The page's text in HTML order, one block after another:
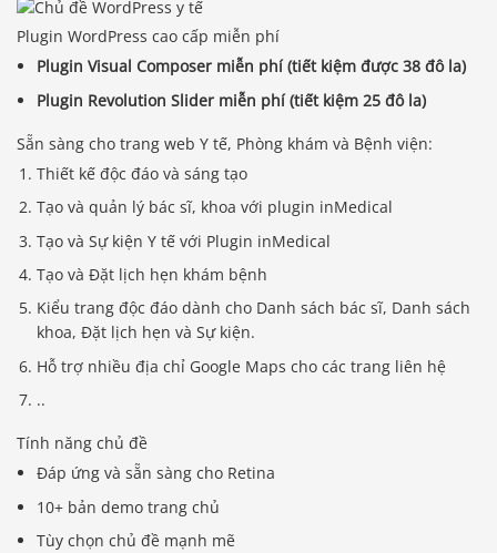
Plugin WordPress cao cấp miễn phí
Plugin Visual Composer miễn phí (tiết kiệm được 38 đô la)
Plugin Revolution Slider miễn phí (tiết kiệm 25 đô la)
Sẵn sàng cho trang web Y tế, Phòng khám và Bệnh viện:
Thiết kế độc đáo và sáng tạo
Tạo và quản lý bác sĩ, khoa với plugin inMedical
Tạo và Sự kiện Y tế với Plugin inMedical
Tạo và Đặt lịch hẹn khám bệnh
Kiểu trang độc đáo dành cho Danh sách bác sĩ, Danh sách
khoa, Đặt lịch hẹn và Sự kiện.
Hỗ trợ nhiều địa chỉ Google Maps cho các trang liên hệ
..
Tính năng chủ đề
Đáp ứng và sẵn sàng cho Retina
10+ bản demo trang chủ
Tùy chọn chủ đề mạnh mẽ